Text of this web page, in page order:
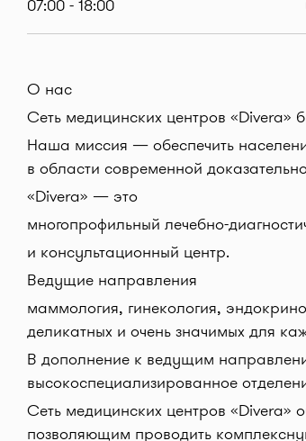
07:00 - 18:00
О нас
Сеть медицинских центров «Divera»
Наша миссия — обеспечить
в области современной
«Divera» — это
многопрофильный лечебно-
и консультационный центр.
Ведущие направления
маммология, гинекология,
деликатных и очень значимых для
В дополнение к ведущим
высокоспециализированное
Сеть медицинских центров
позволяющим проводить